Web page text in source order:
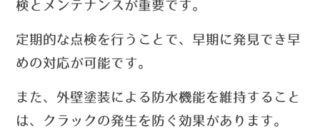
検とメンテナンスが重要です。
定期的な点検を行うことで、早期に発見でき早
めの対応が可能です。
また、外壁塗装による防水機能を維持すること
は、クラックの発生を防ぐ効果があります。